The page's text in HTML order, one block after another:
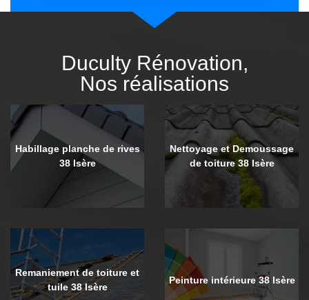
Duculty Rénovation,
Nos réalisations
Habillage planche de rives
38 Isère
Nettoyage et Demoussage
de toiture 38 Isère
Remaniement de toiture et
tuile 38 Isère
Peinture intérieure 38 Isère